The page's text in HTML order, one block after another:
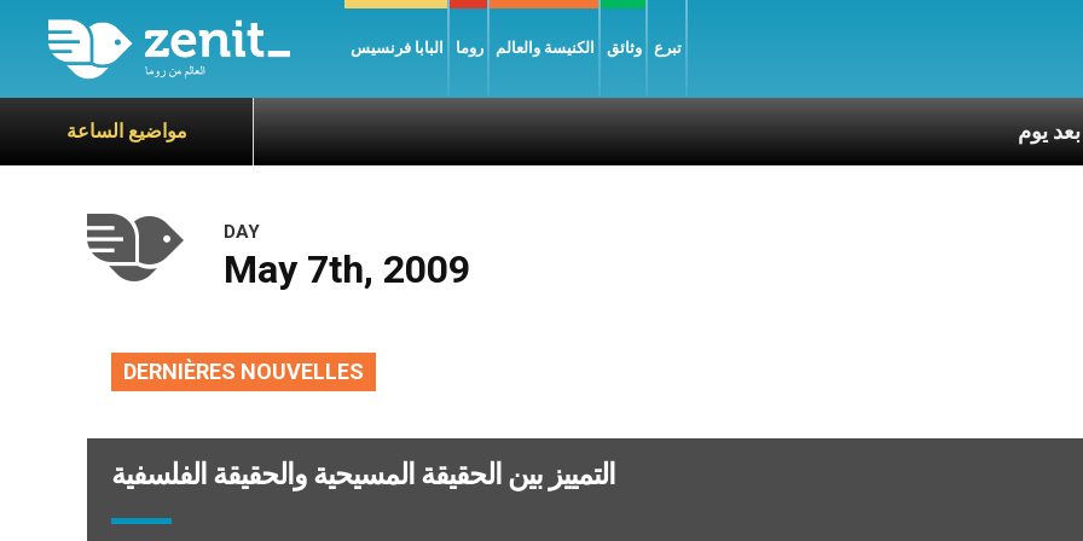
البابا فرنسيس روما الكنيسة والعالم وثائق تبرع
مواضيع الساعة
DAY
May 7th, 2009
DERNIÈRES NOUVELLES
التمييز بين الحقيقة المسيحية والحقيقة الفلسفية